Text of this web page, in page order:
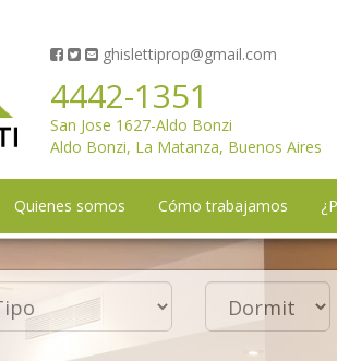
ghislettiprop@gmail.com
4442-1351
San Jose 1627-Aldo Bonzi
Aldo Bonzi, La Matanza, Buenos Aires
Quienes somos Cómo trabajamos